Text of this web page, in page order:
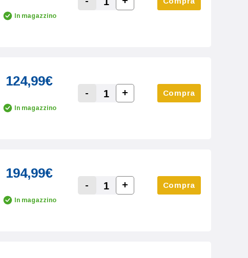
In magazzino Decrease Quantity:
Increase Quantity:
124,99€
In magazzino Decrease Quantity:
-
Increase Quantity:
+ Compra
194,99€
In magazzino Decrease Quantity:
-
Increase Quantity:
+ Compra